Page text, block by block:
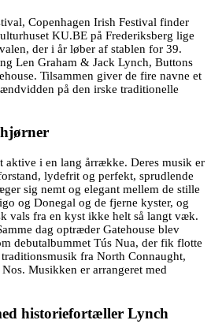
Copenhagen Irish Festival finder
KU.BE på Frederiksberg lige
der i år løber af stablen for 39.
Len Graham & Jack Lynch, Buttons
Tilsammen giver de fire navne et
på den irske traditionelle
aktive i en lang årrække. Deres musik er
lydefrit og perfekt, sprudlende
sig nemt og elegant mellem de stille
og Donegal og de fjerne kyster, og
vals fra en kyst ikke helt så langt væk.
dag optræder Gatehouse blev
debutalbummet Tús Nua, der fik flotte
fra North Connaught,
Musikken er arrangeret med
historiefortæller Lynch